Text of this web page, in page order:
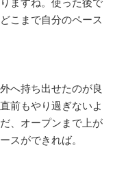
ますね。使った後で
こまで自分のペース
へ持ち出せたのが良
前もやり過ぎないよ
、オープンまで上が
スができれば。